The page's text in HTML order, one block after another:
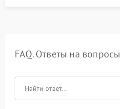
FAQ. Ответы на вопросы